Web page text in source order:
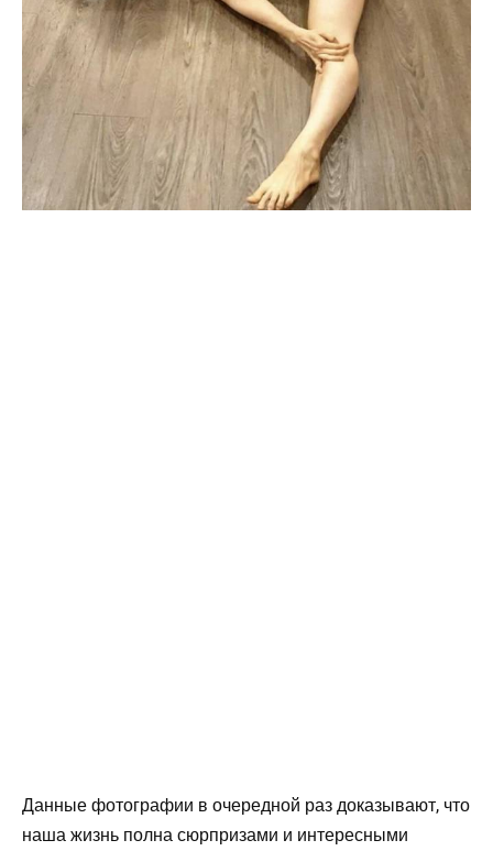
Данные фотографии в очередной раз доказывают, что
наша жизнь полна сюрпризами и интересными